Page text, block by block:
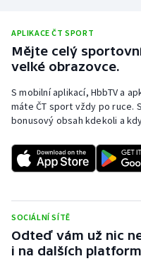
Plavání
Plážový volejbal
Ragby
Rychlobruslení
Short track
Sportovní střelba
APLIKACE ČT SPORT
Mějte celý
velké obrazovce.
S mobilní aplikací, HbbTV a
máte ČT sport vždy po ruce.
bonusový obsah kdekoli a
SOCIÁLNÍ SÍTĚ
Odteď vám už nic
i na dalších